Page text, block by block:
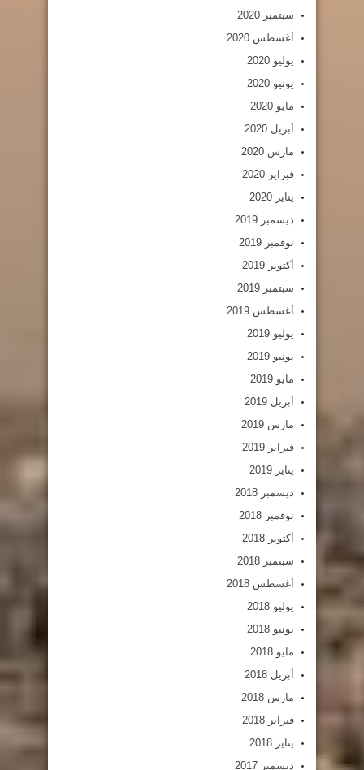
سبتمبر 2020
أغسطس 2020
يوليو 2020
يونيو 2020
مايو 2020
أبريل 2020
مارس 2020
فبراير 2020
يناير 2020
ديسمبر 2019
نوفمبر 2019
أكتوبر 2019
سبتمبر 2019
أغسطس 2019
يوليو 2019
يونيو 2019
مايو 2019
أبريل 2019
مارس 2019
فبراير 2019
يناير 2019
ديسمبر 2018
نوفمبر 2018
أكتوبر 2018
سبتمبر 2018
أغسطس 2018
يوليو 2018
يونيو 2018
مايو 2018
أبريل 2018
مارس 2018
فبراير 2018
يناير 2018
ديسمبر 2017